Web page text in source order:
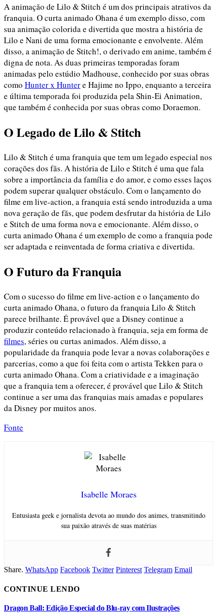
A animação de Lilo & Stitch é um dos principais atrativos da
franquia. O curta animado Ohana é um exemplo disso, com
sua animação colorida e divertida que mostra a história de
Lilo e Nani de uma forma emocionante e envolvente. Além
disso, a animação de Stitch!, o derivado em anime, também é
digna de nota. As duas primeiras temporadas foram
animadas pelo estúdio Madhouse, conhecido por suas obras
como Hunter x Huntere Hajime no Ippo, enquanto a terceira
e última temporada foi produzida pela Shin-Ei Animation,
que também é conhecida por suas obras como Doraemon.
O Legado de Lilo & Stitch
Lilo & Stitch é uma franquia que tem um legado especial nos
corações dos fãs. A história de Lilo e Stitch é uma que fala
sobre a importância da família e do amor, e como esses laços
podem superar qualquer obstáculo. Com o lançamento do
filme em live-action, a franquia está sendo introduzida a uma
nova geração de fãs, que podem desfrutar da história de Lilo
e Stitch de uma forma nova e emocionante. Além disso, o
curta animado Ohana é um exemplo de como a franquia pode
ser adaptada e reinventada de forma criativa e divertida.
O Futuro da Franquia
Com o sucesso do filme em live-action e o lançamento do
curta animado Ohana, o futuro da franquia Lilo & Stitch
parece brilhante. É provável que a Disney continue a
produzir conteúdo relacionado à franquia, seja em forma de
filmes, séries ou curtas animados. Além disso, a
popularidade da franquia pode levar a novas colaborações e
parcerias, como a que foi feita com o artista Tekken para o
curta animado Ohana. Com a criatividade e a imaginação
que a franquia tem a oferecer, é provável que Lilo & Stitch
continue a ser uma das franquias mais amadas e populares
da Disney por muitos anos.
Fonte
Isabelle Moraes
Entusiasta geek e jornalista devota ao mundo dos animes, transmitindo
sua paixão através de suas matérias
Share. WhatsApp Facebook Twitter Pinterest Telegram Email
CONTINUE LENDO
Dragon Ball: Edição Especial do Blu-ray com Ilustrações